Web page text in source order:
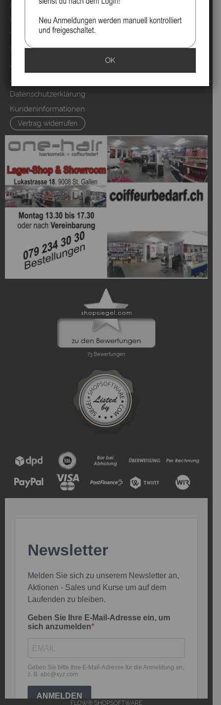
Marken
Mood Partner Programm
Video Salons Kunden
Sitemap
Zahlung & Versand
AGB & Kundeninfo
Datenschutzerklärung
Kundeninformationen
Vertrag widerrufen
FLOW® SHOPSOFTWARE
OK